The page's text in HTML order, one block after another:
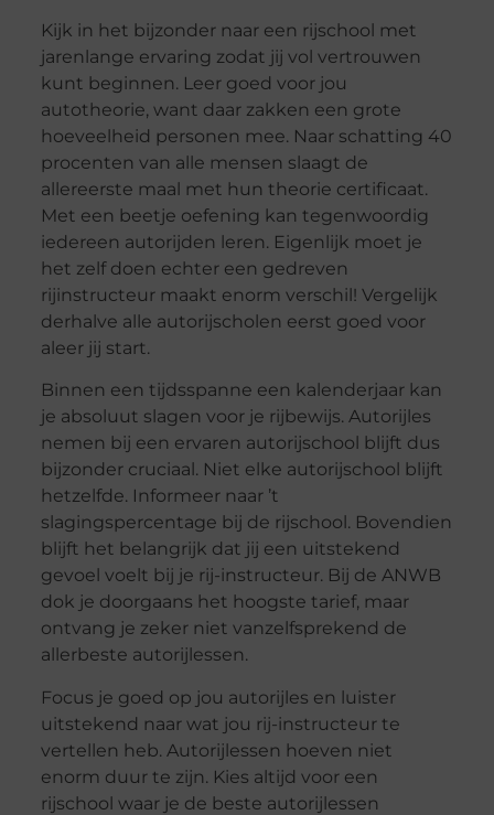
Kijk in het bijzonder naar een rijschool met
jarenlange ervaring zodat jij vol vertrouwen
kunt beginnen. Leer goed voor jou
autotheorie, want daar zakken een grote
hoeveelheid personen mee. Naar schatting 40
procenten van alle mensen slaagt de
allereerste maal met hun theorie certificaat.
Met een beetje oefening kan tegenwoordig
iedereen autorijden leren. Eigenlijk moet je
het zelf doen echter een gedreven
rijinstructeur maakt enorm verschil! Vergelijk
derhalve alle autorijscholen eerst goed voor
aleer jij start.
Binnen een tijdsspanne een kalenderjaar kan
je absoluut slagen voor je rijbewijs. Autorijles
nemen bij een ervaren autorijschool blijft dus
bijzonder cruciaal. Niet elke autorijschool blijft
hetzelfde. Informeer naar ’t
slagingspercentage bij de rijschool. Bovendien
blijft het belangrijk dat jij een uitstekend
gevoel voelt bij je rij-instructeur. Bij de ANWB
dok je doorgaans het hoogste tarief, maar
ontvang je zeker niet vanzelfsprekend de
allerbeste autorijlessen.
Focus je goed op jou autorijles en luister
uitstekend naar wat jou rij-instructeur te
vertellen heb. Autorijlessen hoeven niet
enorm duur te zijn. Kies altijd voor een
rijschool waar je de beste autorijlessen